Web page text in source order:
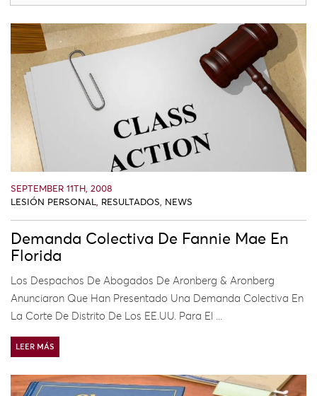
SEPTEMBER 11TH, 2008
LESIÓN PERSONAL, RESULTADOS, NEWS
Demanda Colectiva De Fannie Mae En
Florida
Los Despachos De Abogados De Aronberg & Aronberg
Anunciaron Que Han Presentado Una Demanda Colectiva En
La Corte De Distrito De Los EE.UU. Para El ...
LEER MÁS